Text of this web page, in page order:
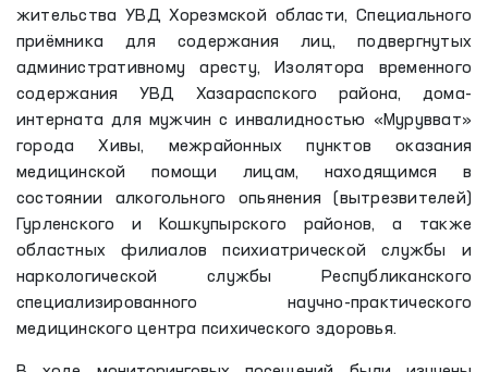
жительства УВД Хорезмской области, Специального
приёмника для содержания лиц, подвергнутых
административному аресту, Изолятора временного
содержания УВД Хазараспского района, дома-
интерната для мужчин с инвалидностью «Мурувват»
города Хивы, межрайонных пунктов оказания
медицинской помощи лицам, находящимся в
состоянии алкогольного опьянения (вытрезвителей)
Гурленского и Кошкупырского районов, а также
областных филиалов психиатрической службы и
наркологической службы Республиканского
специализированного научно-практического
медицинского центра психического здоровья.